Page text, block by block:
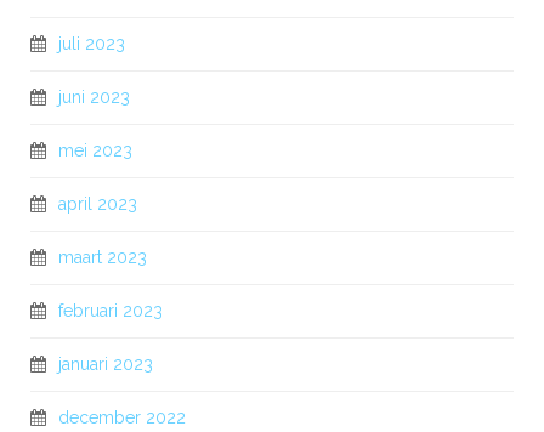
juli 2023
juni 2023
mei 2023
april 2023
maart 2023
februari 2023
januari 2023
december 2022